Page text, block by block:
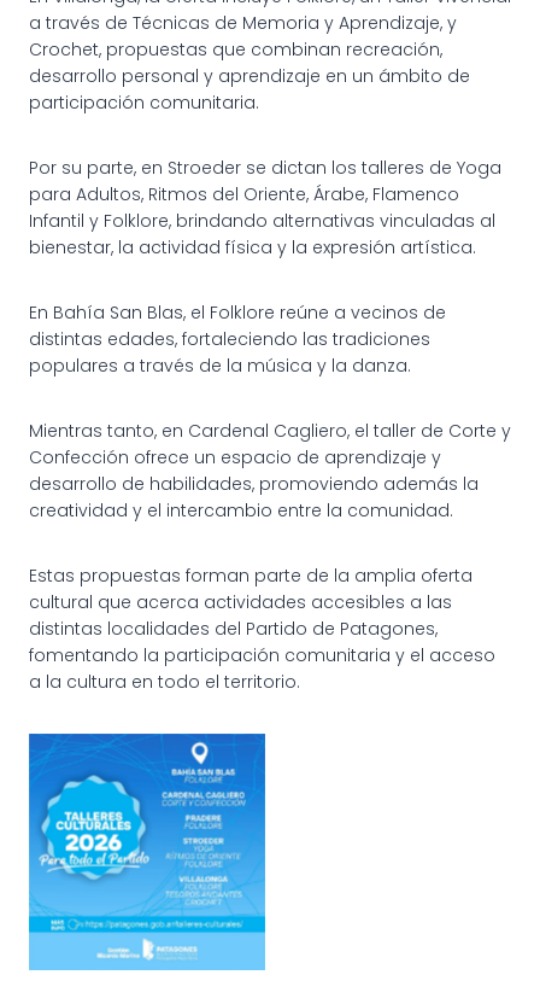
a través de Técnicas de Memoria y Aprendizaje, y
Crochet, propuestas que combinan recreación,
desarrollo personal y aprendizaje en un ámbito de
participación comunitaria.
Por su parte, en Stroeder se dictan los talleres de Yoga
para Adultos, Ritmos del Oriente, Árabe, Flamenco
Infantil y Folklore, brindando alternativas vinculadas al
bienestar, la actividad física y la expresión artística.
En Bahía San Blas, el Folklore reúne a vecinos de
distintas edades, fortaleciendo las tradiciones
populares a través de la música y la danza.
Mientras tanto, en Cardenal Cagliero, el taller de Corte y
Confección ofrece un espacio de aprendizaje y
desarrollo de habilidades, promoviendo además la
creatividad y el intercambio entre la comunidad.
Estas propuestas forman parte de la amplia oferta
cultural que acerca actividades accesibles a las
distintas localidades del Partido de Patagones,
fomentando la participación comunitaria y el acceso
a la cultura en todo el territorio.